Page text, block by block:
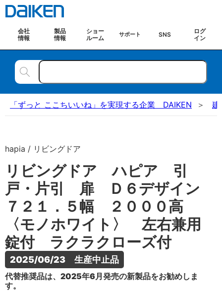
会社
情報
製品
情報
ショー
ルーム
サポート SNS
ログ
イン
「ずっと ここちいいね」を実現する企業 DAIKEN 建
hapia / リビングドア
リビングドア ハピア 引
戸・片引 扉 Ｄ６デザイン
７２１．５幅 ２０００高
〈モノホワイト〉 左右兼用
錠付 ラクラクローズ付
2025/06/23　生産中止品
代替推奨品は、2025年6月発売の新製品をお勧めしま
す。